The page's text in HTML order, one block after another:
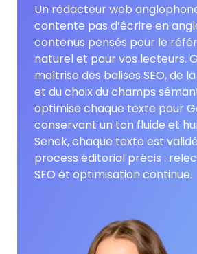
Un rédacteur web
contente pas d’écrire en
contenus pensés pour le
naturel et pour vos lecteurs.
maîtrise des balises SEO, de
et du choix du champs
optimise chaque texte pour
conservant un ton fluide et
Senek, chaque texte est
process éditorial précis :
SEO et optimisation continue.